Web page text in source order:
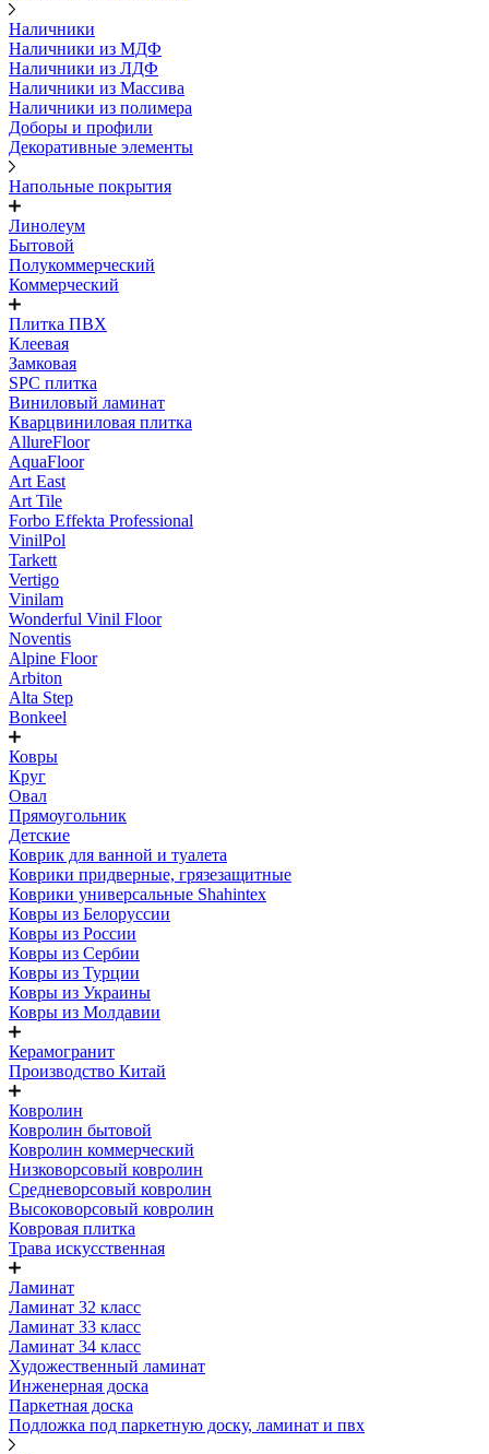
Наличники
Наличники из МДФ
Наличники из ЛДФ
Наличники из Массива
Наличники из полимера
Доборы и профили
Декоративные элементы
Напольные покрытия
Линолеум
Бытовой
Полукоммерческий
Коммерческий
Плитка ПВХ
Клеевая
Замковая
SPC плитка
Виниловый ламинат
Кварцвиниловая плитка
AllureFloor
AquaFloor
Art East
Art Tile
Forbo Effekta Professional
VinilPol
Tarkett
Vertigo
Vinilam
Wonderful Vinil Floor
Noventis
Alpine Floor
Arbiton
Alta Step
Bonkeel
Ковры
Круг
Овал
Прямоугольник
Детские
Коврик для ванной и туалета
Коврики придверные, грязезащитные
Коврики универсальные Shahintex
Ковры из Белоруссии
Ковры из России
Ковры из Сербии
Ковры из Турции
Ковры из Украины
Ковры из Молдавии
Керамогранит
Производство Китай
Ковролин
Ковролин бытовой
Ковролин коммерческий
Низковорсовый ковролин
Средневорсовый ковролин
Высоковорсовый ковролин
Ковровая плитка
Трава искусственная
Ламинат
Ламинат 32 класс
Ламинат 33 класс
Ламинат 34 класс
Художественный ламинат
Инженерная доска
Паркетная доска
Подложка под паркетную доску, ламинат и пвх